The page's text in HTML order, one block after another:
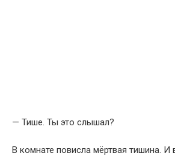
— Тише. Ты это слышал?
В комнате повисла мёртвая тишина. И